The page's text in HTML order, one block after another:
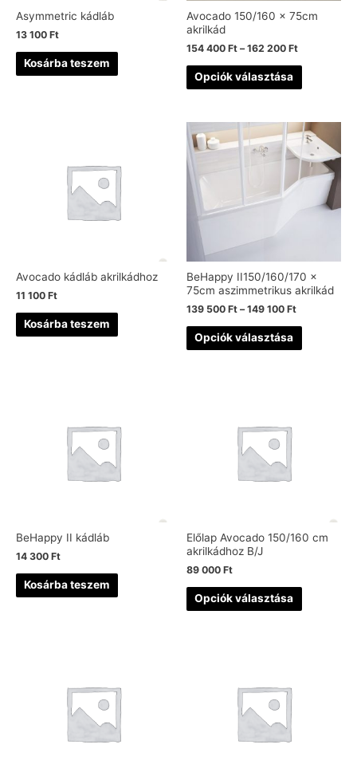
Asymmetric kádláb
13 100 Ft
Kosárba teszem
Avocado 150/160 x 75cm
akrilkád
154 400 Ft –162 200 Ft
Opciók választása
Avocado kádláb akrilkádhoz
11 100 Ft
Kosárba teszem
BeHappy II150/160/170 x
75cm aszimmetrikus akrilkád
139 500 Ft –149 100 Ft
Opciók választása
BeHappy II kádláb
14 300 Ft
Kosárba teszem
Előlap Avocado 150/160 cm
akrilkádhoz B/J
89 000 Ft
Opciók választása